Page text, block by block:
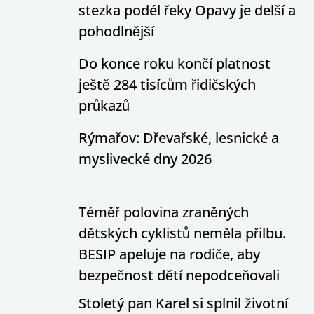
stezka podél řeky Opavy je delší a
pohodlnější
Do konce roku končí platnost
ještě 284 tisícům řidičských
průkazů
Rýmařov: Dřevařské, lesnické a
myslivecké dny 2026
Téměř polovina zraněných
dětských cyklistů neměla přilbu.
BESIP apeluje na rodiče, aby
bezpečnost dětí nepodceňovali
Stoletý pan Karel si splnil životní